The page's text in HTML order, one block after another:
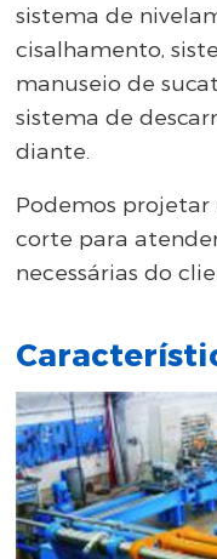
sistema de
cisalhamento,
manuseio de
sistema de
diante.
Podemos projetar
corte para
necessárias do